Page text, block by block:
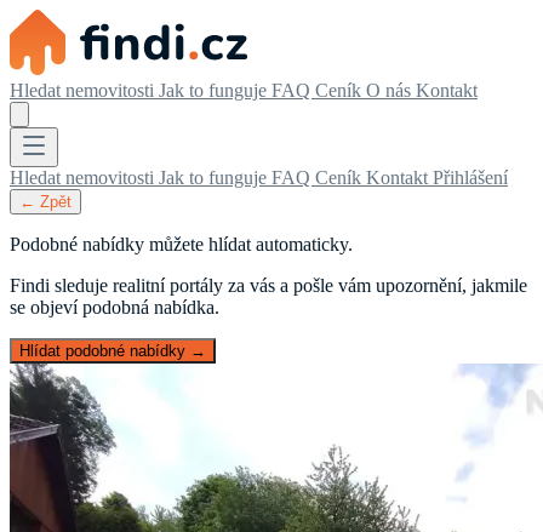
Hledat nemovitosti Jak to funguje FAQ Ceník O nás Kontakt
Hledat nemovitosti Jak to funguje FAQ Ceník Kontakt Přihlášení
← Zpět
Podobné nabídky můžete hlídat automaticky.
Findi sleduje realitní portály za vás a pošle vám upozornění, jakmile
se objeví podobná nabídka.
Hlídat podobné nabídky →